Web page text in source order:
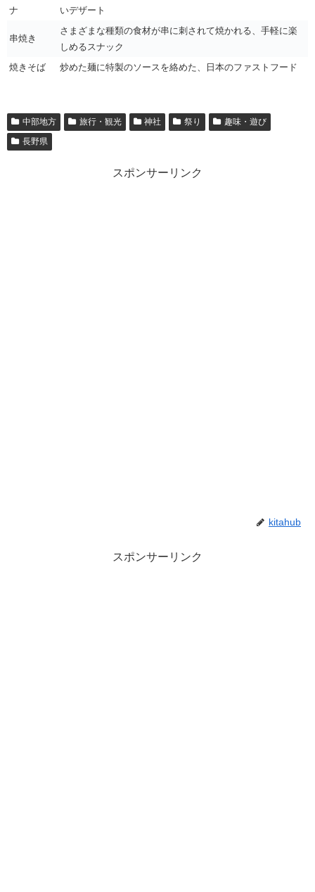
ナ
いデザート
串焼き
さまざまな種類の食材が串に刺されて焼かれる、手軽に楽
しめるスナック
焼きそば
炒めた麺に特製のソースを絡めた、日本のファストフード
中部地方 旅行・観光 神社 祭り
趣味・遊び
長野県
スポンサーリンク
kitahub
スポンサーリンク